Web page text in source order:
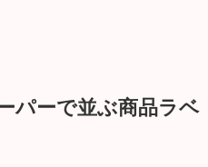
パーで並ぶ商品ラベ